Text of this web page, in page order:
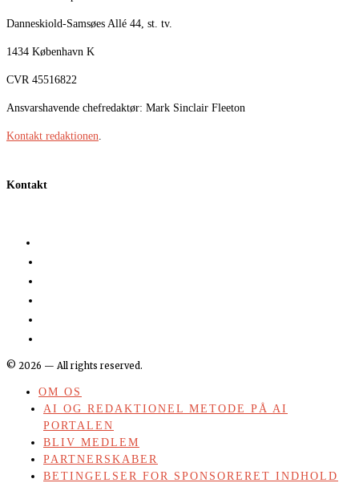
Danneskiold-Samsøes Allé 44, st. tv.
1434 København K
CVR 45516822
Ansvarshavende chefredaktør: Mark Sinclair Fleeton
Kontakt redaktionen
Kontakt
© 2026 — All rights reserved.
OM OS
AI OG REDAKTIONEL METODE PÅ AI
PORTALEN
BLIV MEDLEM
PARTNERSKABER
BETINGELSER FOR SPONSORERET INDHOLD